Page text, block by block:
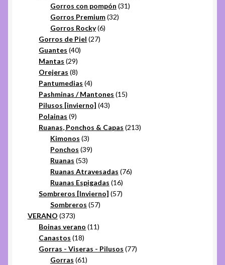
Gorros con pompón 3131
Gorros Premium 3232
Gorros Rocky 66
Gorros de Piel 2727
Guantes 4040
Mantas 2929
productos
Orejeras 88
productos
Pantumedias 44
productos
Pashminas / Mantones 1515
Pilusos [invierno] 4343
Polainas 99
productos
Ruanas, Ponchos & Capas 213213
Kimonos 33
productos
Ponchos 3939
Ruanas 5353
productos
Ruanas Atravesadas 7676
Ruanas Espigadas 1616
productos
Sombreros [Invierno] 5757
Sombreros 5757
VERANO 373373
productos
Boinas verano 1111
Canastos 1818
productos
Gorras - Viseras - Pilusos 7777
Gorras 6161